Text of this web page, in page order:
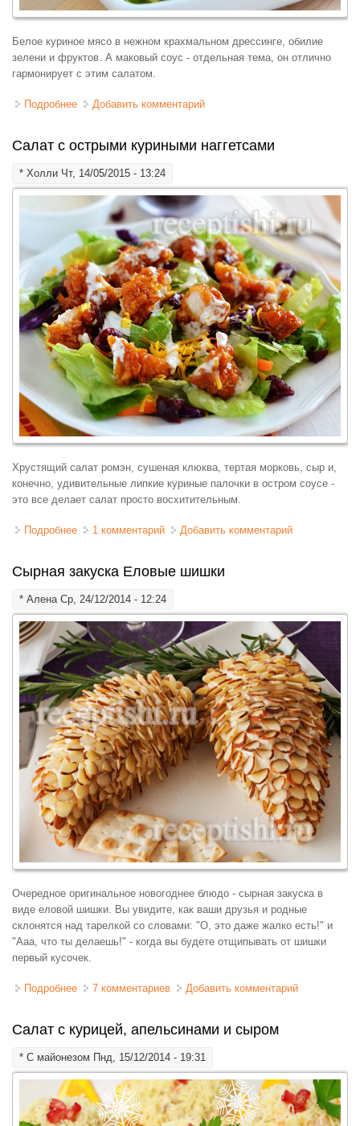
Белое куриное мясо в нежном крахмальном дрессинге, обилие
зелени и фруктов. А маковый соус - отдельная тема, он отлично
гармонирует с этим салатом.
Подробнее о Азиатский салат из курицы с фруктами
Добавить комментарий
Салат с острыми куриными наггетсами
* Холли Чт, 14/05/2015 - 13:24
Хрустящий салат ромэн, сушеная клюква, тертая морковь, сыр и,
конечно, удивительные липкие куриные палочки в остром соусе -
это все делает салат просто восхитительным.
Подробнее о Салат с острыми куриными наггетсами
1 комментарий Добавить комментарий
Сырная закуска Еловые шишки
* АленаСр, 24/12/2014 - 12:24
Очередное оригинальное новогоднее блюдо - сырная закуска в
виде еловой шишки. Вы увидите, как ваши друзья и родные
склонятся над тарелкой со словами: "О, это даже жалко есть!" и
"Ааа, что ты делаешь!" - когда вы будете отщипывать от шишки
первый кусочек.
Подробнее о Сырная закуска Еловые шишки
7 комментариев Добавить комментарий
Салат с курицей, апельсинами и сыром
* С майонезом Пнд, 15/12/2014 - 19:31